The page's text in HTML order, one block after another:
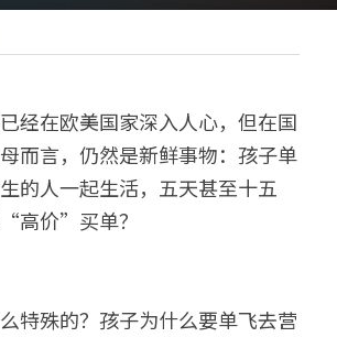
经在欧美国家深入人心，但在国
而言，仍然是新鲜事物：孩子单
的人一起生活，五天甚至十五
高价”买单？
特殊的？孩子为什么要单飞去营